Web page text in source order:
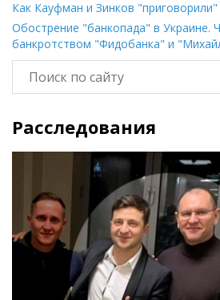
Как Кауфман и Зинков
Обострение "банкопада" в Украине.
банкротством "Фидобанка" и
Расследования